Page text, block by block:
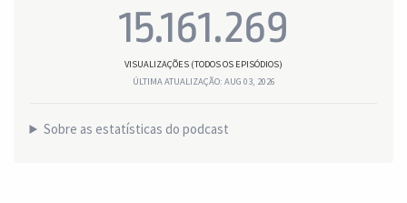
15.161.269
VISUALIZAÇÕES (TODOS OS EPISÓDIOS)
ÚLTIMA ATUALIZAÇÃO: AUG 03, 2026
Sobre as estatísticas do podcast